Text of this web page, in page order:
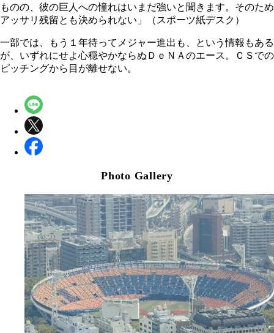
ものの、彼の巨人への憧れはいまだ強いと聞きます。そのため
アッサリ残留とも決められない」（スポーツ紙デスク）
一部では、もう１年待ってメジャー進出も、という情報もある
が、いずれにせよ心穏やかならぬＤｅＮＡのエース。ＣＳでの
ピッチングから目が離せない。
Photo Gallery